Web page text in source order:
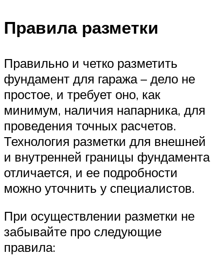
Правила разметки
Правильно и четко разметить
фундамент для гаража – дело не
простое, и требует оно, как
минимум, наличия напарника, для
проведения точных расчетов.
Технология разметки для внешней
и внутренней границы фундамента
отличается, и ее подробности
можно уточнить у специалистов.
При осуществлении разметки не
забывайте про следующие
правила: